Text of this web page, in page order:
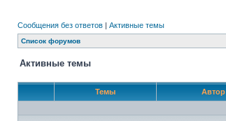
Сообщения без ответов | Активные темы
Список форумов
Активные темы
Темы Автор